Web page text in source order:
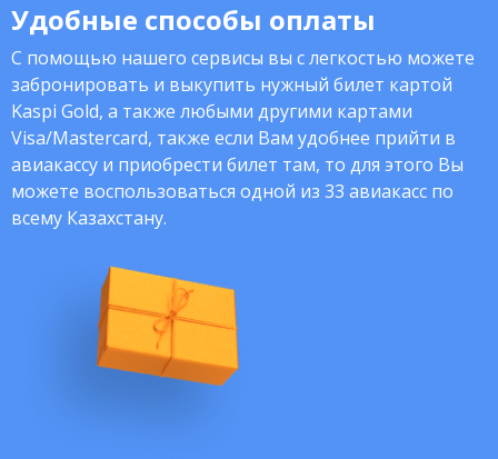
Удобные способы оплаты
С помощью нашего сервисы вы с легкостью можете
забронировать и выкупить нужный билет картой
Kaspi Gold, а также любыми другими картами
Visa/Mastercard, также если Вам удобнее прийти в
авиакассу и приобрести билет там, то для этого Вы
можете воспользоваться одной из 33 авиакасс по
всему Казахстану.